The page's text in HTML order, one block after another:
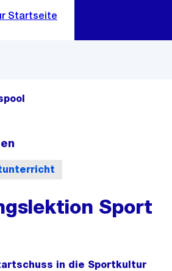
ein
Sport
in die Sportkultur